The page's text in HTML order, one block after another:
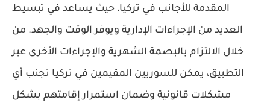
المقدمة للأجانب في تركيا، حيث يساعد في تبسيط
العديد من الإجراءات الإدارية ويوفر الوقت والجهد. من
خلال الالتزام بالبصمة الشهرية والإجراءات الأخرى عبر
التطبيق، يمكن للسوريين المقيمين في تركيا تجنب أي
مشكلات قانونية وضمان استمرار إقامتهم بشكل